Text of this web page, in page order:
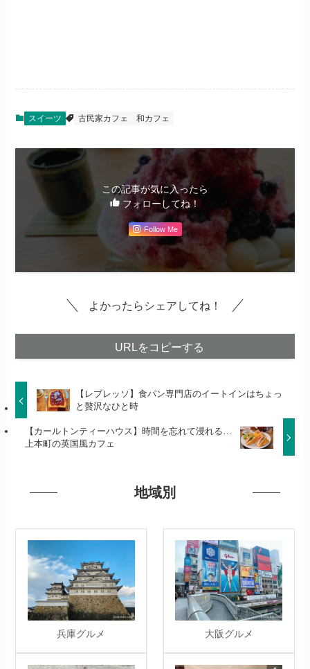
スイーツ 古民家カフェ 和カフェ
この記事が気に入ったら
フォローしてね！
Follow Me
よかったらシェアしてね！
URLをコピーする
【レブレッソ】食パン専門店のイートインはちょっ
と贅沢なひと時
【カールトンティーハウス】時間を忘れて浸れる…
上本町の英国風カフェ
地域別
兵庫グルメ 大阪グルメ